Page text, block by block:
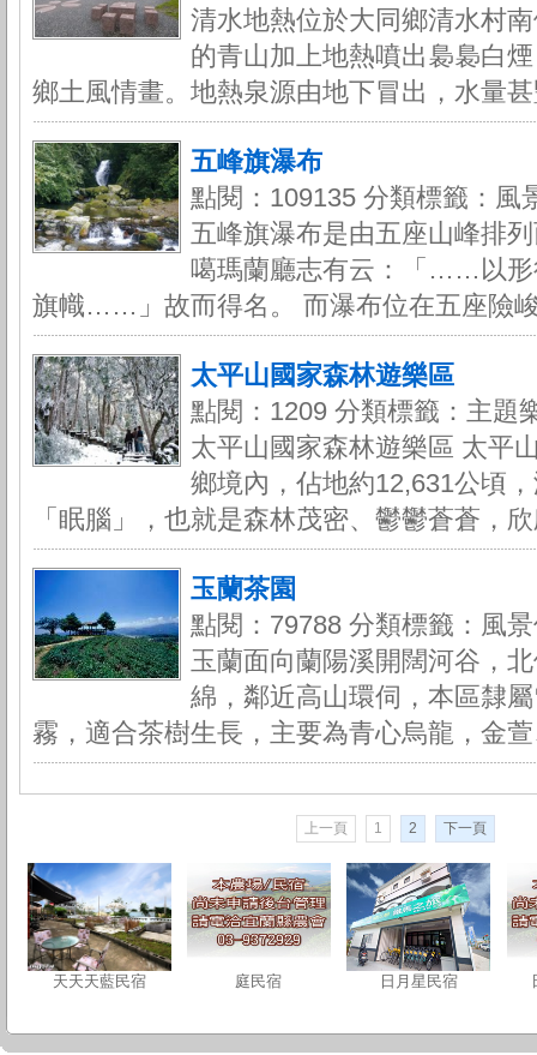
清水地熱位於大同鄉清水村
的青山加上地熱噴出裊裊白
鄉土風情畫。地熱泉源由地下冒出，水量
五峰旗瀑布
點閱：109135 分類標籤：風
五峰旗瀑布是由五座山峰排
噶瑪蘭廳志有云：「……以形
旗幟……」故而得名。 而瀑布位在五座險
太平山國家森林遊樂區
點閱：1209 分類標籤：主題
太平山國家森林遊樂區 太平
鄉境內，佔地約12,631公頃
「眠腦」，也就是森林茂密、鬱鬱蒼蒼，
玉蘭茶園
點閱：79788 分類標籤：風
玉蘭面向蘭陽溪開闊河谷，
綿，鄰近高山環伺，本區隸
霧，適合茶樹生長，主要為青心烏龍，金
上一頁 1 2 下一頁
天天天藍民宿 庭民宿 日月星民宿